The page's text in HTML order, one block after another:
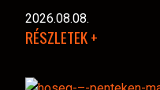
2026.08.08.
RÉSZLETEK +